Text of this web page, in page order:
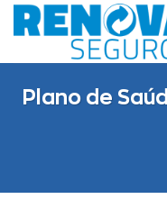
Skip
to
Plano de